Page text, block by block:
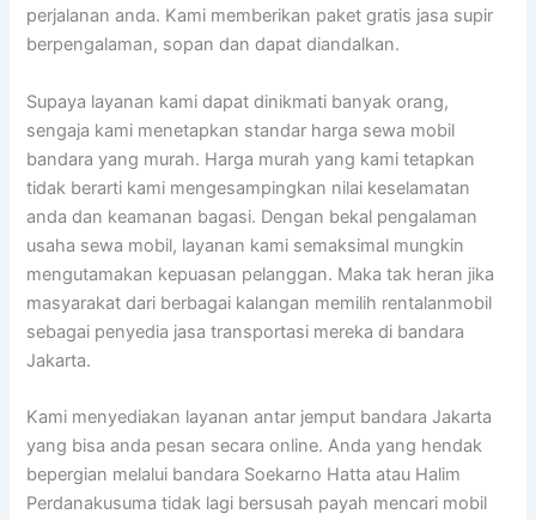
perjalanan anda. Kami memberikan paket gratis jasa supir
berpengalaman, sopan dan dapat diandalkan.
Supaya layanan kami dapat dinikmati banyak orang,
sengaja kami menetapkan standar harga sewa mobil
bandara yang murah. Harga murah yang kami tetapkan
tidak berarti kami mengesampingkan nilai keselamatan
anda dan keamanan bagasi. Dengan bekal pengalaman
usaha sewa mobil, layanan kami semaksimal mungkin
mengutamakan kepuasan pelanggan. Maka tak heran jika
masyarakat dari berbagai kalangan memilih rentalanmobil
sebagai penyedia jasa transportasi mereka di bandara
Jakarta.
Kami menyediakan layanan antar jemput bandara Jakarta
yang bisa anda pesan secara online. Anda yang hendak
bepergian melalui bandara Soekarno Hatta atau Halim
Perdanakusuma tidak lagi bersusah payah mencari mobil